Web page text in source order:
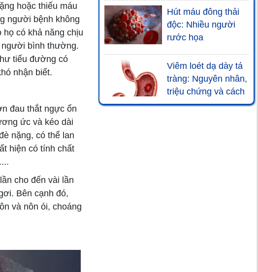
hoặc thiếu máu
người bệnh không
có khả năng chịu
bình thường.
tiểu đường có
nhận biết.
đau thắt ngực ổn
ức và kéo dài
nặng, có thể lan
hiện có tính chất
cho đến vài lần
Bên cạnh đó,
và nôn ói, choáng
Hút máu đông thải
độc: Nhiều người
rước họa
Viêm loét dạ dày tá
tràng: Nguyên nhân,
triệu chứng và cách
điều trị